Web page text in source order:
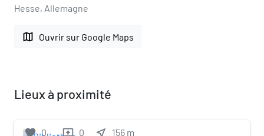
Hesse, Allemagne
map Ouvrir sur Google Maps
Lieux à proximité
favorite 0 reviews 0 near_me 156 m